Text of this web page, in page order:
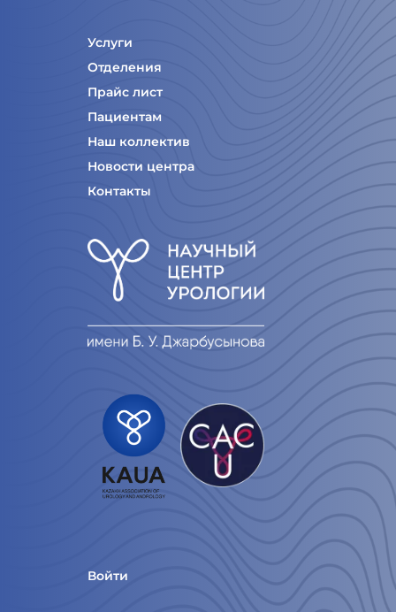
Услуги
Отделения
Прайс лист
Пациентам
Наш коллектив
Новости центра
Контакты
Войти